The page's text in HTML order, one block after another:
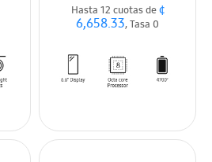
Hasta 12 cuotas de¢
6,658.33, Tasa 0